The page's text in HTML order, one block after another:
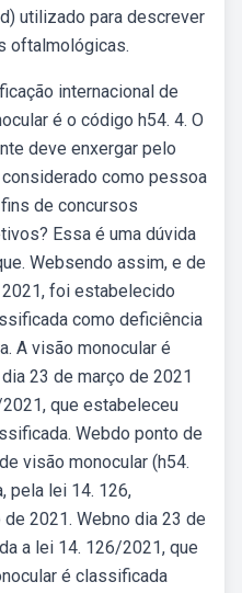
utilizado para descrever
oftalmológicas.
internacional de
é o código h54. 4. O
deve enxergar pelo
como pessoa
de concursos
Essa é uma dúvida
Websendo assim, e de
foi estabelecido
como deficiência
A visão monocular é
23 de março de 2021
que estabeleceu
Webdo ponto de
visão monocular (h54.
pela lei 14. 126,
2021. Webno dia 23 de
a lei 14. 126/2021, que
é classificada